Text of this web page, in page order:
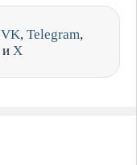
VK, Telegram,
и X